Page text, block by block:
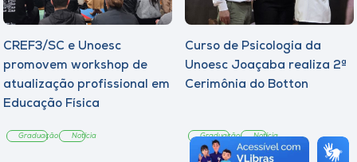
CREF3/SC e Unoesc
promovem workshop de
atualização profissional em
Educação Física
Graduação Notícia
Curso de Psicologia da
Unoesc Joaçaba realiza 2ª
Cerimônia do Botton
Graduação Notícia